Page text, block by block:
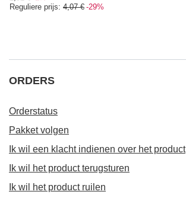
Reguliere prijs: 4,07 € -29%
ORDERS
Orderstatus
Pakket volgen
Ik wil een klacht indienen over het product
Ik wil het product terugsturen
Ik wil het product ruilen